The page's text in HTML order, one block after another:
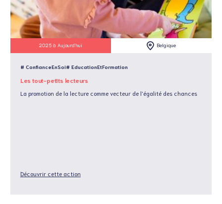
Découvrir cette action
2025 à Aujourd'hui Belgique
# ConfianceEnSoi# EducationEtFormation
Les tout-petits lecteurs
La promotion de la lecture comme vecteur de l'égalité des chances